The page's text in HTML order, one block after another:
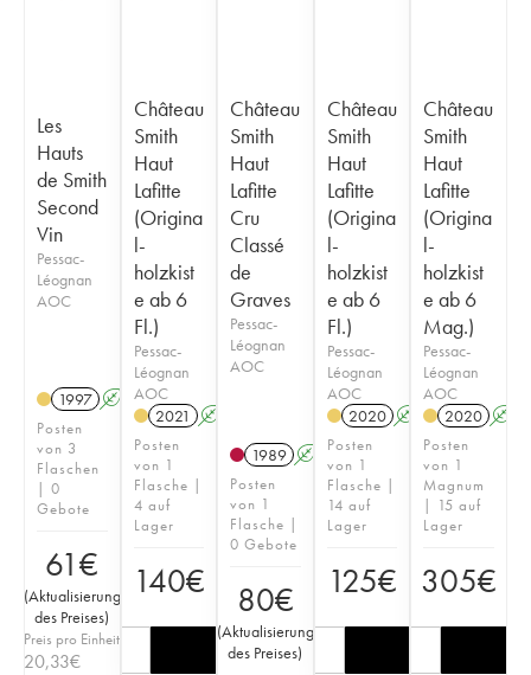
Les
Hauts
de Smith
Second
Vin
Pessac-
Léognan
AOC
1997 A
Posten
von 3
Flaschen
| 0
Gebote
61€
(Aktualisierung
des Preises)
Preis pro Einheit
20,33€
Château
Smith
Haut
Lafitte
(Origina
l-
holzkist
e ab 6
Fl.)
Pessac-
Léognan
AOC
2021 A
Posten
von 1
Flasche |
4 auf
Lager
140€
Château
Smith
Haut
Lafitte
Cru
Classé
de
Graves
Pessac-
Léognan
AOC
1989 A
Posten
von 1
Flasche |
0 Gebote
80€
(Aktualisierung
des Preises)
Château
Smith
Haut
Lafitte
(Origina
l-
holzkist
e ab 6
Fl.)
Pessac-
Léognan
AOC
2020 A T
Posten
von 1
Flasche |
14 auf
Lager
125€
Château
Smith
Haut
Lafitte
(Origina
l-
holzkist
e ab 6
Mag.)
Pessac-
Léognan
AOC
2020 A
Posten
von 1
Magnum
| 15 auf
Lager
305€